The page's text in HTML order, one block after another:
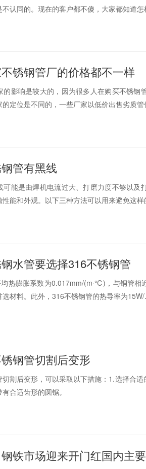
认同的。现在的客户都不傻，大家都知道
锈钢管厂的价格都不一样
的影响是较大的，因为很多人在购买不锈钢
定位是不同的，一些厂家以低价出售劣质
管有黑线
可能是由焊机电流过大、打磨力度不够以及
能和外观。以下三种方法可以用来避免这
水管要选择316不锈钢管
热膨胀系数为0.017mm/(m·℃)，与铜管相
选材料。此外，316不锈钢管的热导率为15W/
钢管切割后变形
割后变形，可以采取以下措施：1.选择合
合适齿形的圆锯。